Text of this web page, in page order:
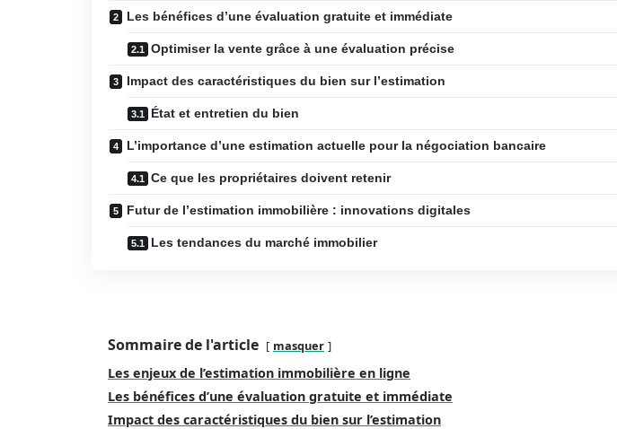
Les bénéfices d’une évaluation gratuite et immédiate
Optimiser la vente grâce à une évaluation précise
Impact des caractéristiques du bien sur l’estimation
État et entretien du bien
L’importance d’une estimation actuelle pour la négociation bancaire
Ce que les propriétaires doivent retenir
Futur de l’estimation immobilière : innovations digitales
Les tendances du marché immobilier
Sommaire de l'article masquer
Les enjeux de l’estimation immobilière en ligne
Les bénéfices d’une évaluation gratuite et immédiate
Impact des caractéristiques du bien sur l’estimation